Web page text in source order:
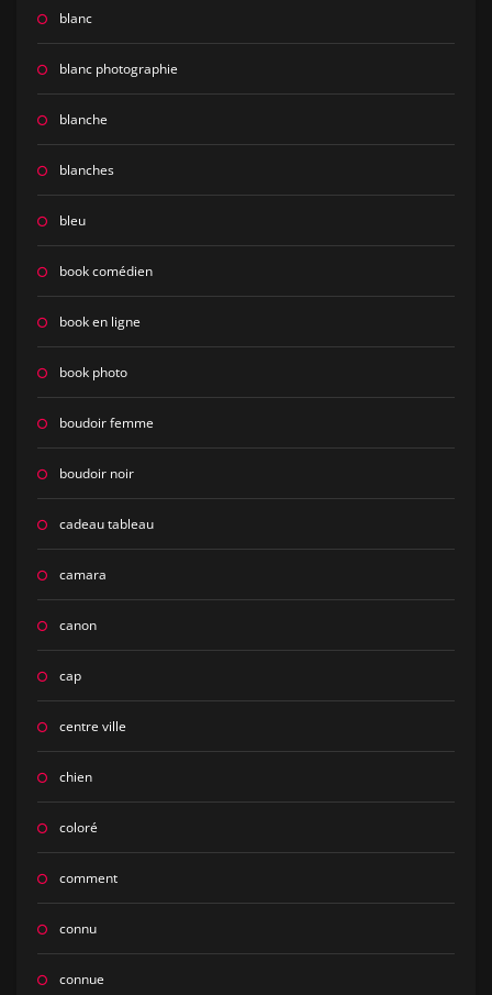
blanc
blanc photographie
blanche
blanches
bleu
book comédien
book en ligne
book photo
boudoir femme
boudoir noir
cadeau tableau
camara
canon
cap
centre ville
chien
coloré
comment
connu
connue